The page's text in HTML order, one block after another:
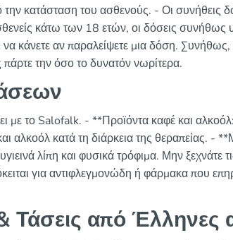
κατάσταση του ασθενούς. - Οι συνήθεις
κάτω των 18 ετών, οι δόσεις συνήθως
κάνετε αν παραλείψετε μια δόση.
την όσο το δυνατόν νωρίτερα.
με το Salofalk. - **Προϊόντα καφέ και
αλκοόλ κατά τη διάρκεια της θεραπείας. -
λίπη και φυσικά τρόφιμα. Μην ξεχνάτε
για αντιφλεγμονώδη ή φάρμακα που
από Έλληνες